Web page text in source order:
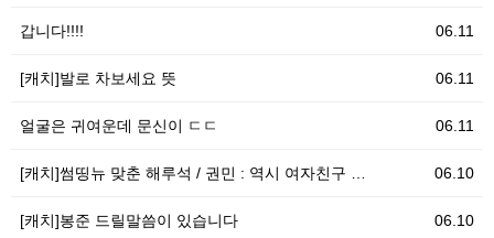
06.11
갑니다!!!!
06.11
[캐치]발로 차보세요 뜻
06.11
얼굴은 귀여운데 문신이 ㄷㄷ
06.10
[캐치]썸띵뉴 맞춘 해루석 / 권민 : 역시 여자친구 …
06.10
[캐치]봉준 드릴말씀이 있습니다